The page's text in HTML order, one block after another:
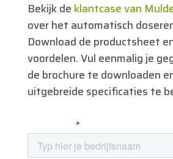
Bekijk de klantcase van
over het automatisch
Download de productsheet
voordelen. Vul eenmalig je
de brochure te downloaden
uitgebreide specificaties te